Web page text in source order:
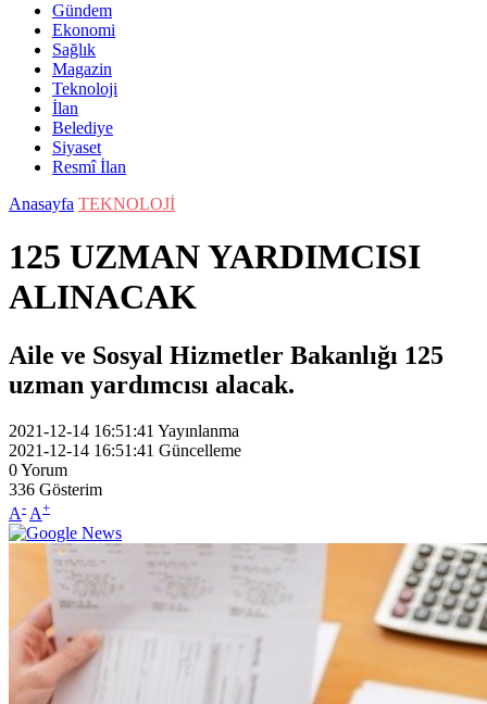
Gündem
Ekonomi
Sağlık
Magazin
Teknoloji
İlan
Belediye
Siyaset
Resmî İlan
Anasayfa TEKNOLOJİ
125 UZMAN YARDIMCISI
ALINACAK
Aile ve Sosyal Hizmetler Bakanlığı 125
uzman yardımcısı alacak.
2021-12-14 16:51:41 Yayınlanma
2021-12-14 16:51:41 Güncelleme
0Yorum
336 Gösterim
A- A+